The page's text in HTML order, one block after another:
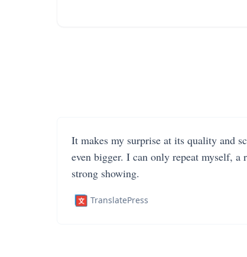
It makes my surprise at its quality and
even bigger. I can only repeat myself, a
strong showing.
TranslatePress